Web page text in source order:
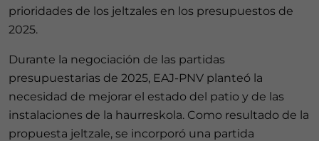
prioridades de los jeltzales en los presupuestos de
2025.
Durante la negociación de las partidas
presupuestarias de 2025, EAJ-PNV planteó la
necesidad de mejorar el estado del patio y de las
instalaciones de la haurreskola. Como resultado de la
propuesta jeltzale, se incorporó una partida